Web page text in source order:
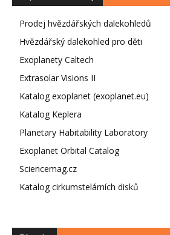
Prodej hvězdářských dalekohledů
Hvězdářský dalekohled pro děti
Exoplanety Caltech
Extrasolar Visions II
Katalog exoplanet (exoplanet.eu)
Katalog Keplera
Planetary Habitability Laboratory
Exoplanet Orbital Catalog
Sciencemag.cz
Katalog cirkumstelárních disků